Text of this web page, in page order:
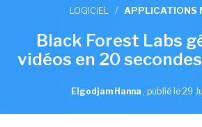
LOGICIEL / APPLICATIONS
Black Forest Labs
vidéos en 20
Elgodjam Hanna , publié le 29